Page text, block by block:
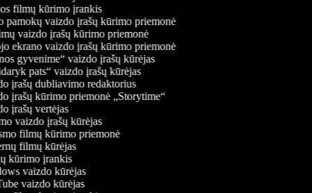
filmų kūrimo įrankis
vaizdo įrašų kūrimo priemonė
vaizdo įrašų kūrimo priemonė
ekrano vaizdo įrašų kūrimo priemonė
gyvenime“ vaizdo įrašų kūrėjas
pats“ vaizdo įrašų kūrėjas
įrašų dubliavimo redaktorius
įrašų kūrimo priemonė „Storytime“
įrašų vertėjas
vaizdo įrašų kūrėjas
filmų kūrimo priemonė
filmų kūrėjas
kūrimo įrankis
vaizdo kūrėjas
vaizdo kūrėjas